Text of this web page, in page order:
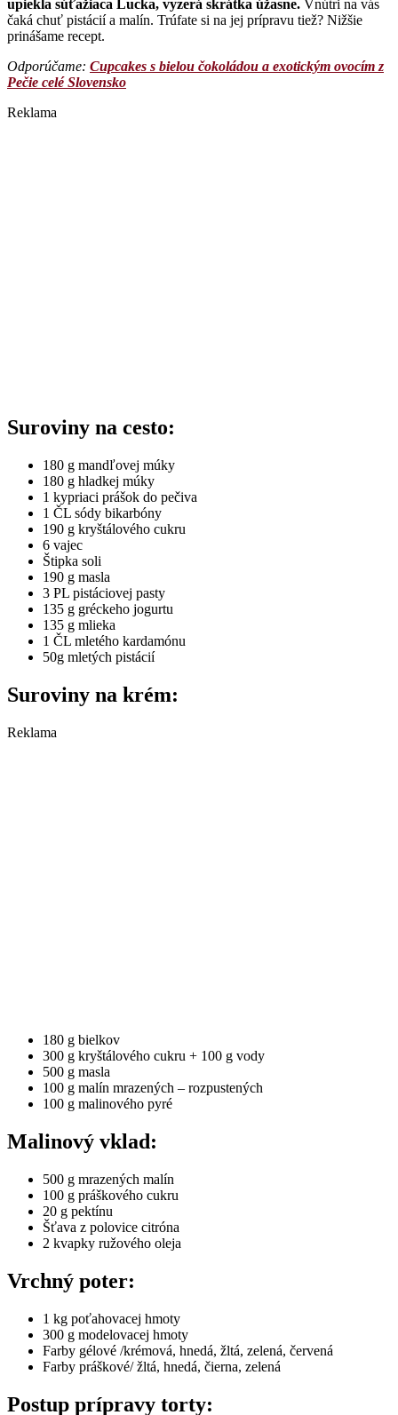
upiekla súťažiaca Lucka, vyzerá skrátka úžasne. Vnútri na vás
čaká chuť pistácií a malín. Trúfate si na jej prípravu tiež? Nižšie
prinášame recept.
Odporúčame: ​ Cupcakes s bielou čokoládou a exotickým ovocím z
Pečie celé Slovensko
Reklama
Suroviny na cesto:
180 g mandľovej múky
180 g hladkej múky
1 kypriaci prášok do pečiva
1 ČL sódy bikarbóny
190 g kryštálového cukru
6 vajec
Štipka soli
190 g masla
3 PL pistáciovej pasty
135 g gréckeho jogurtu
135 g mlieka
1 ČL mletého kardamónu
50g mletých pistácií
Suroviny na krém:
Reklama
180 g bielkov
300 g kryštálového cukru + 100 g vody
500 g masla
100 g malín mrazených – rozpustených
100 g malinového pyré
Malinový vklad:
500 g mrazených malín
100 g práškového cukru
20 g pektínu
Šťava z polovice citróna
2 kvapky ružového oleja
Vrchný poter:
1 kg poťahovacej hmoty
300 g modelovacej hmoty
Farby gélové /krémová, hnedá, žltá, zelená, červená
Farby práškové/ žltá, hnedá, čierna, zelená
Postup prípravy torty: